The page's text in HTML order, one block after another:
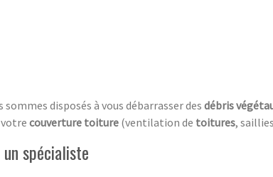
sommes disposés à vous débarrasser des débris
couverture toiture (ventilation de toitures,
spécialiste